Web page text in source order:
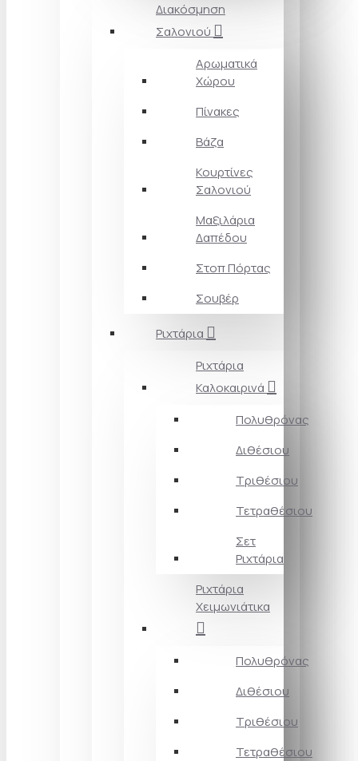
Διακόσμηση
Σαλονιού
Αρωματικά
Χώρου
Πίνακες
Βάζα
Κουρτίνες
Σαλονιού
Μαξιλάρια
Δαπέδου
Στοπ Πόρτας
Σουβέρ
Ριχτάρια
Ριχτάρια
Καλοκαιρινά
Πολυθρόνας
Διθέσιου
Τριθέσιου
Τετραθέσιου
Σετ
Ριχτάρια
Ριχτάρια
Χειμωνιάτικα
Πολυθρόνας
Διθέσιου
Τριθέσιου
Τετραθέσιου